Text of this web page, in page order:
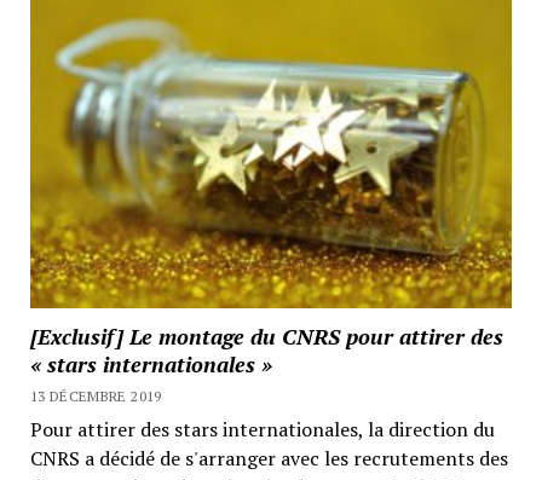
[Exclusif] Le montage du CNRS pour attirer des
« stars internationales »
13 DÉCEMBRE 2019
Pour attirer des stars internationales, la direction du
CNRS a décidé de s'arranger avec les recrutements des